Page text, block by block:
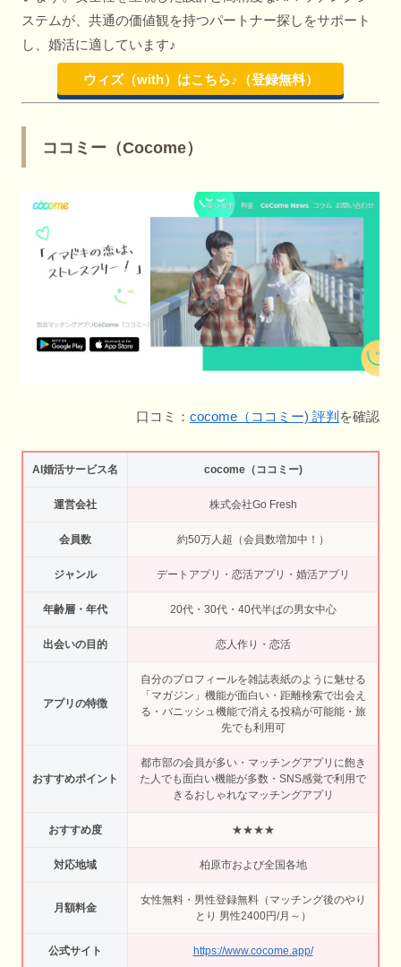
ステムが、共通の価値観を持つパートナー探しをサポート
し、婚活に適しています♪
ウィズ（with）はこちら♪（登録無料）
ココミー（Cocome）
口コミ： cocome（ココミー) 評判 を確認
AI婚活サービス名 cocome（ココミー)
運営会社 株式会社Go Fresh
会員数 約50万人超（会員数増加中！）
ジャンル デートアプリ・恋活アプリ・婚活アプリ
年齢層・年代 20代・30代・40代半ばの男女中心
出会いの目的 恋人作り・恋活
アプリの特徴
自分のプロフィールを雑誌表紙のように魅せる
「マガジン」機能が面白い・距離検索で出会え
る・バニッシュ機能で消える投稿が可能能・旅
先でも利用可
おすすめポイント
都市部の会員が多い・マッチングアプリに飽き
た人でも面白い機能が多数・SNS感覚で利用で
きるおしゃれなマッチングアプリ
おすすめ度 ★★★★
対応地域 柏原市および全国各地
月額料金
女性無料・男性登録無料（マッチング後のやり
とり 男性2400円/月～）
公式サイト https://www.cocome.app/